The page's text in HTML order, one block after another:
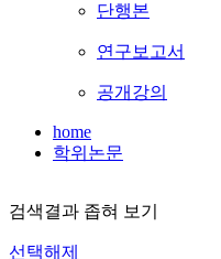
단행본
연구보고서
공개강의
home
학위논문
검색결과 좁혀 보기
선택해제